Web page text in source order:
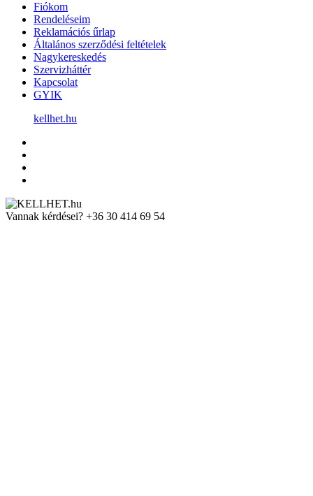
Fiókom
Rendeléseim
Reklamációs űrlap
Általános szerződési feltételek
Nagykereskedés
Szervizháttér
Kapcsolat
GYIK
kellhet.hu
Vannak kérdései? +36 30 414 69 54